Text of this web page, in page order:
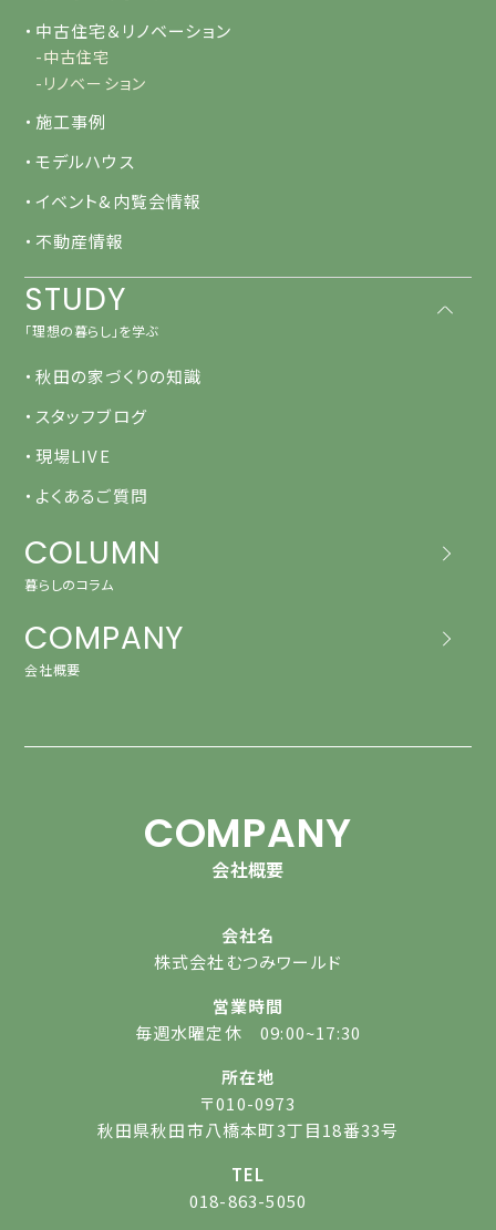
・中古住宅＆リノベーション
-中古住宅
-リノベーション
・施工事例
・モデルハウス
・イベント&内覧会情報
・不動産情報
STUDY
「理想の暮らし」を学ぶ
・秋田の家づくりの知識
・スタッフブログ
・現場LIVE
・よくあるご質問
COLUMN
暮らしのコラム
COMPANY
会社概要
COMPANY
会社概要
会社名
株式会社むつみワールド
営業時間
毎週水曜定休 09:00~17:30
所在地
〒010-0973
秋田県秋田市八橋本町3丁目18番33号
TEL
018-863-5050